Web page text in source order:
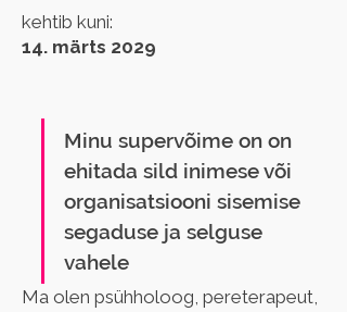
kehtib kuni:
14. märts 2029
Minu supervõime on on
ehitada sild inimese või
organisatsiooni sisemise
segaduse ja selguse
vahele
Ma olen psühholoog, pereterapeut,